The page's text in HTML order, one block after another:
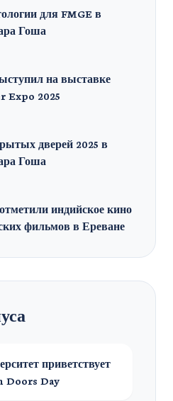
для FMGE в
Гоша
на выставке
Expo 2025
дверей 2025 в
Гоша
индийское кино
фильмов в Ереване
приветствует
Doors Day